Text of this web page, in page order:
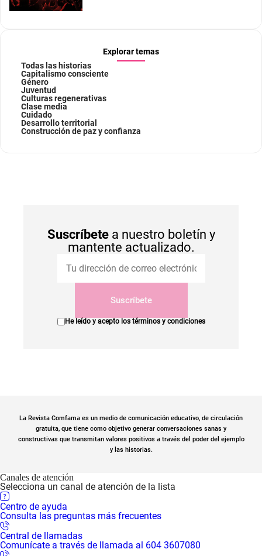
Explorar temas
Todas las historias
Capitalismo consciente
Género
Juventud
Culturas regenerativas
Clase media
Cuidado
Desarrollo territorial
Construcción de paz y confianza
Suscríbetea nuestro boletín y
mantente actualizado.
Suscríbete
He leído y acepto los términos y condiciones
La Revista Comfama es un medio de comunicación educativo, de circulación
gratuita, que tiene como objetivo generar conversaciones sanas y
constructivas que transmitan valores positivos a través del poder del ejemplo
y las historias.
Canales de atención
Selecciona un canal de atención de la lista
Centro de ayuda
Consulta las preguntas más frecuentes
Central de llamadas
Comunícate a través de llamada al 604 3607080